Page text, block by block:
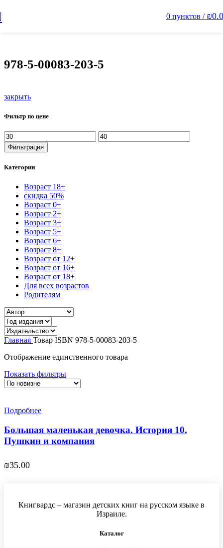
0 пунктов / ₪
978-5-00083-203-5
закрыть
Фильтр по цене
Фильтрация
Категории
Возраст 18+
скидка 50%
Возраст 0+
Возраст 2+
Возраст 3+
Возраст 5+
Возраст 6+
Возраст 8+
Возраст от 12+
Возраст от 16+
Возраст от 18+
Для всех возрастов
Родителям
Главная Товар ISBN 978-5-00083-203-5
Отображение единственного товара
Показать фильтры
Подробнее
Большая маленькая девочка. История 10.
Пушкин и компания
₪35.00
Книгвардс – магазин детских книг на русском языке в
Израиле.
Каталог